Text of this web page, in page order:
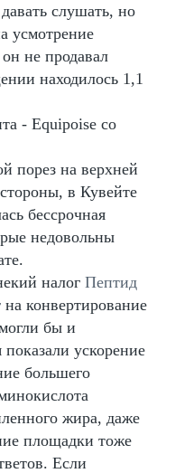
слушать, но
усмотрение
не продавал
находилось 1,1
- Equipoise со
порез на верхней
в Кувейте
бессрочная
недовольны
налог Пептид
на конвертирование
бы и
ускорение
большего
жира, даже
площадки тоже
Если